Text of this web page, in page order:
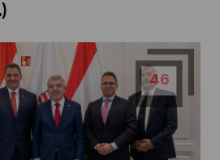
46